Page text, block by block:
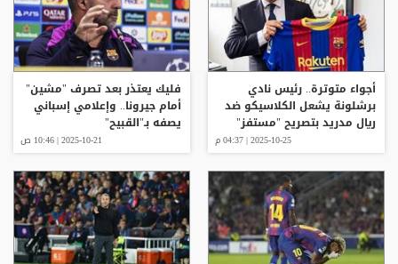
أجواء متوترة.. رئيس نادي
برشلونة يشعل الكلاسيكو ضد
ريال مدريد بتصريح "مستفز"
2025-10-25 | 04:37 م
فليك يعتذر بعد تصرف "مشين"
أمام جيرونا.. وإعلامي إسباني
يصفه بـ"القبيح"
2025-10-21 | 10:46 ص